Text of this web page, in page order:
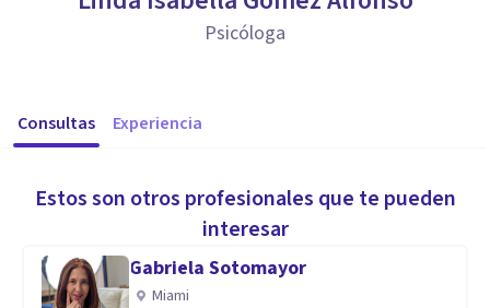
Psicóloga
Consultas Experiencia
Estos son otros profesionales que te pueden
interesar
Gabriela Sotomayor
Miami